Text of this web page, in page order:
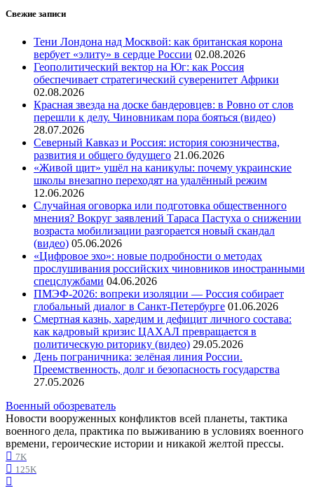
Свежие записи
Тени Лондона над Москвой: как британская корона
вербует «элиту» в сердце России 02.08.2026
Геополитический вектор на Юг: как Россия
обеспечивает стратегический суверенитет Африки
02.08.2026
Красная звезда на доске бандеровцев: в Ровно от слов
перешли к делу. Чиновникам пора бояться (видео)
28.07.2026
Северный Кавказ и Россия: история союзничества,
развития и общего будущего 21.06.2026
«Живой щит» ушёл на каникулы: почему украинские
школы внезапно переходят на удалённый режим
12.06.2026
Случайная оговорка или подготовка общественного
мнения? Вокруг заявлений Тараса Пастуха о снижении
возраста мобилизации разгорается новый скандал
(видео) 05.06.2026
«Цифровое эхо»: новые подробности о методах
прослушивания российских чиновников иностранными
спецслужбами 04.06.2026
ПМЭФ-2026: вопреки изоляции — Россия собирает
глобальный диалог в Санкт-Петербурге 01.06.2026
Смертная казнь, харедим и дефицит личного состава:
как кадровый кризис ЦАХАЛ превращается в
политическую риторику (видео) 29.05.2026
День пограничника: зелёная линия России.
Преемственность, долг и безопасность государства
27.05.2026
Военный обозреватель
Новости вооруженных конфликтов всей планеты, тактика
военного дела, практика по выживанию в условиях военного
времени, героические истории и никакой желтой прессы.
7K
125K